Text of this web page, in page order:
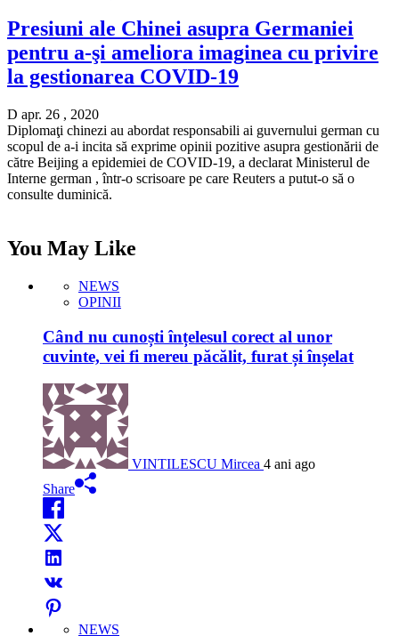
Presiuni ale Chinei asupra Germaniei
pentru a-şi ameliora imaginea cu privire
la gestionarea COVID-19
D apr. 26 , 2020
Diplomaţi chinezi au abordat responsabili ai guvernului german cu
scopul de a-i incita să exprime opinii pozitive asupra gestionării de
către Beijing a epidemiei de COVID-19, a declarat Ministerul de
Interne german , într-o scrisoare pe care Reuters a putut-o să o
consulte duminică.
You May Like
NEWS
OPINII
Când nu cunoști înțelesul corect al unor
cuvinte, vei fi mereu păcălit, furat și înșelat
VINTILESCU Mircea 4 ani ago
Share
NEWS